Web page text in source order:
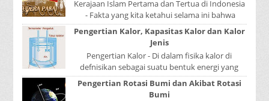
Kerajaan Islam Pertama dan Tertua di Indonesia
- Fakta yang kita ketahui selama ini bahwa
kerajaan Samudera Pasai merupakan kerajaan ...
Pengertian Kalor, Kapasitas Kalor dan Kalor
Jenis
Pengertian Kalor - Di dalam fisika kalor di
defnisikan sebagai suatu bentuk energi yang
dapat berpindah atau mengalir dari benda yang
...
Pengertian Rotasi Bumi dan Akibat Rotasi
Bumi